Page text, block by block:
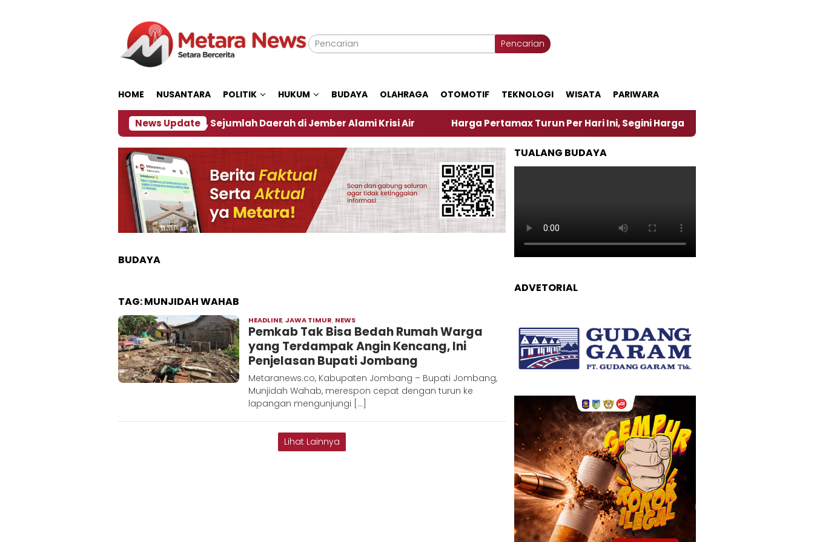
Pencarian
HOME NUSANTARA POLITIK HUKUM BUDAYA OLAHRAGA OTOMOTIF TEKNOLOGI WISATA PARIWARA
News Update
Dampak El Nino, Sejumlah Daerah di Jember Alami Krisi Air Harga Pertamax Turun Per Hari Ini, Segini Harganya
BUDAYA
TAG:MUNJIDAH WAHAB
HEADLINE,JAWA TIMUR, NEWS
Hadi
Pemkab Tak Bisa Bedah Rumah Warga
yang Terdampak Angin Kencang, Ini
Penjelasan Bupati Jombang
Metaranews.co, Kabupaten Jombang – Bupati Jombang,
Munjidah Wahab, merespon cepat dengan turun ke
lapangan mengunjungi […]
Lihat Lainnya
TUALANG BUDAYA
ADVETORIAL